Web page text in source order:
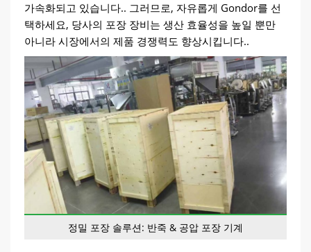
가속화되고 있습니다.. 그러므로, 자유롭게 Gondor를 선
택하세요, 당사의 포장 장비는 생산 효율성을 높일 뿐만
아니라 시장에서의 제품 경쟁력도 향상시킵니다..
정밀 포장 솔루션: 반죽 & 공압 포장 기계